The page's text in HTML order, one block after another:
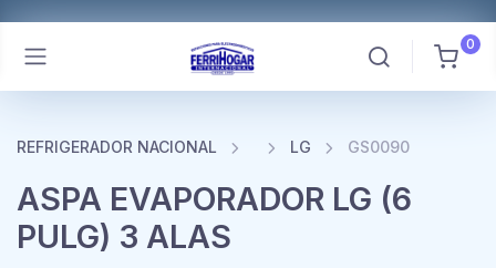
0
REFRIGERADOR NACIONAL LG GS0090
ASPA EVAPORADOR LG (6
PULG) 3 ALAS